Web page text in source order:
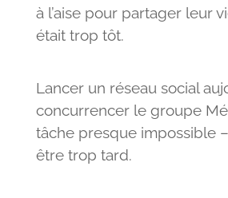
à l’aise pour partager leur
était trop tôt.
Lancer un réseau social
concurrencer le groupe
tâche presque impossible
être trop tard.